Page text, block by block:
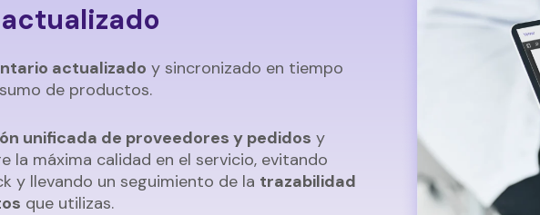
actualizado y sincronizado en tiempo
de productos.
unificada de proveedores y pedidos y
la máxima calidad en el servicio, evitando
y llevando un seguimiento de la trazabilidad
que utilizas.